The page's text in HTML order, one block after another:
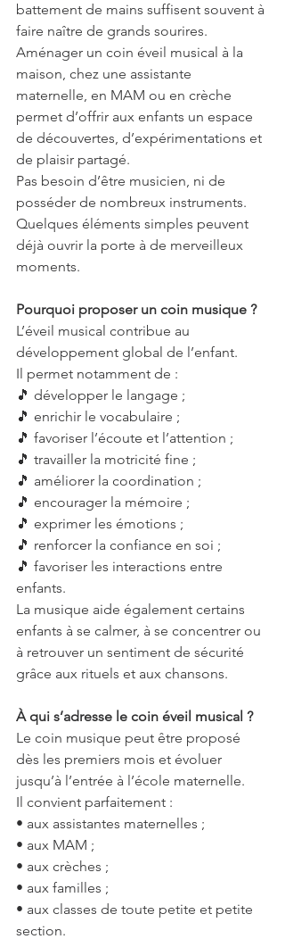
battement de mains suffisent souvent à
faire naître de grands sourires.
Aménager un coin éveil musical à la
maison, chez une assistante
maternelle, en MAM ou en crèche
permet d’offrir aux enfants un espace
de découvertes, d’expérimentations et
de plaisir partagé.
Pas besoin d’être musicien, ni de
posséder de nombreux instruments.
Quelques éléments simples peuvent
déjà ouvrir la porte à de merveilleux
moments.
Pourquoi proposer un coin musique ?
L’éveil musical contribue au
développement global de l’enfant.
Il permet notamment de :
🎵 développer le langage ;
🎵 enrichir le vocabulaire ;
🎵 favoriser l’écoute et l’attention ;
🎵 travailler la motricité fine ;
🎵 améliorer la coordination ;
🎵 encourager la mémoire ;
🎵 exprimer les émotions ;
🎵 renforcer la confiance en soi ;
🎵 favoriser les interactions entre
enfants.
La musique aide également certains
enfants à se calmer, à se concentrer ou
à retrouver un sentiment de sécurité
grâce aux rituels et aux chansons.
À qui s’adresse le coin éveil musical ?
Le coin musique peut être proposé
dès les premiers mois et évoluer
jusqu’à l’entrée à l’école maternelle.
Il convient parfaitement :
• aux assistantes maternelles ;
• aux MAM ;
• aux crèches ;
• aux familles ;
• aux classes de toute petite et petite
section.